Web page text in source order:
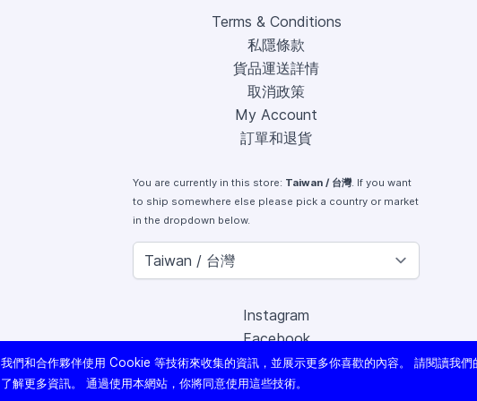
Terms & Conditions
私隱條款
貨品運送詳情
取消政策
My Account
訂單和退貨
You are currently in this store: Taiwan / 台灣. If you want
to ship somewhere else please pick a country or market
in the dropdown below.
Instagram
Facebook
X (Twitter)
Youtube
我們和合作夥伴使用 Cookie 等技術來收集的資訊，並展示更多你喜歡的內容。 請閱讀我們
了解更多資訊。 通過使用本網站，你將同意使用這些技術。